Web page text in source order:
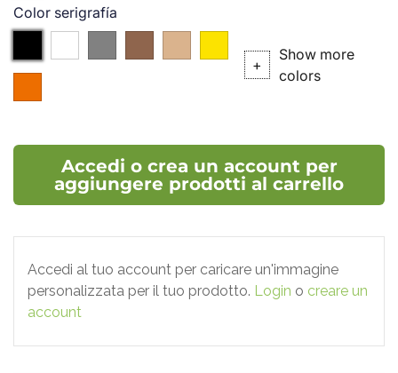
Color serigrafía
(P.
(P.
(P.021C)
+
Show more
colors
Accedi o crea un account per
aggiungere prodotti al carrello
Accedi al tuo account per caricare un'immagine
personalizzata per il tuo prodotto. Login o creare un
account